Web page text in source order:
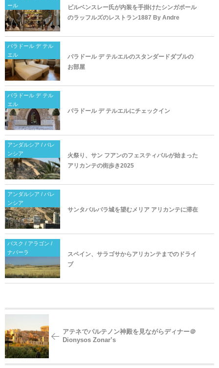
ール
ビルベンスレー氏が内装を手掛けたシンガポール
のラッフルズのレストラン1887 By Andre
パラドール デ テル
エル
パラドール デ テルエルのスタンダードダブルの
お部屋
パラドール デ テル
エル
パラドール デ テルエルにチェックイン
アンダルシア / バレ
ンシア
火祭り、サン フアンのフェスティバルが始まった
アリカンテの街歩き2025
アンダルシア / バレ
ンシア
サンタバルバラ城を望むメリア アリカンテに滞在
バスク / アラゴン /
ナバーラ
スペイン、サラゴサからアリカンテまでのドライ
ブ
アテネでパルテノン神殿を見ながらディナー＠
Dionysos Zonar’s